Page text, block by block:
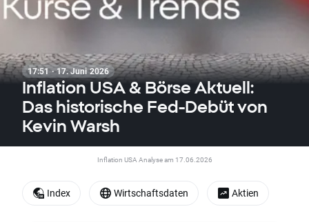
17:51 · 17. Juni 2026
Inflation USA & Börse Aktuell:
Das historische Fed-Debüt von
Kevin Warsh
Inflation USA Analyse am 17.06.2026
Index Wirtschaftsdaten Aktien